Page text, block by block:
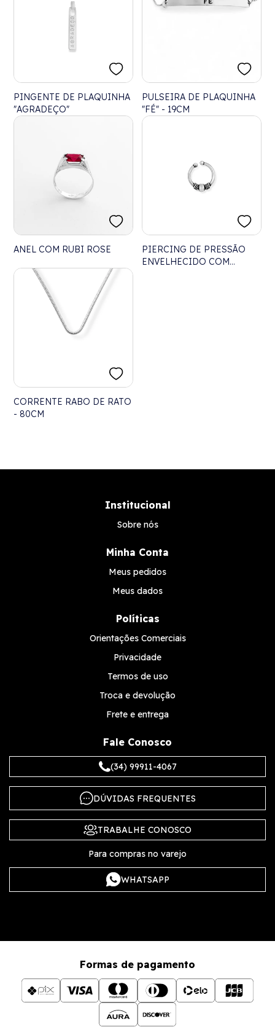
PINGENTE DE PLAQUINHA
"AGRADEÇO"
PULSEIRA DE PLAQUINHA
"FÉ" - 19CM
ANEL COM RUBI ROSE
PIERCING DE PRESSÃO
ENVELHECIDO COM
CORRENTE RABO DE RATO
- 80CM
Institucional
Sobre nós
Minha Conta
Meus pedidos
Meus dados
Políticas
Orientações Comerciais
Privacidade
Termos de uso
Troca e devolução
Frete e entrega
Fale Conosco
(34) 99911-4067
DÚVIDAS FREQUENTES
TRABALHE CONOSCO
Para compras no varejo
WHATSAPP
Formas de pagamento